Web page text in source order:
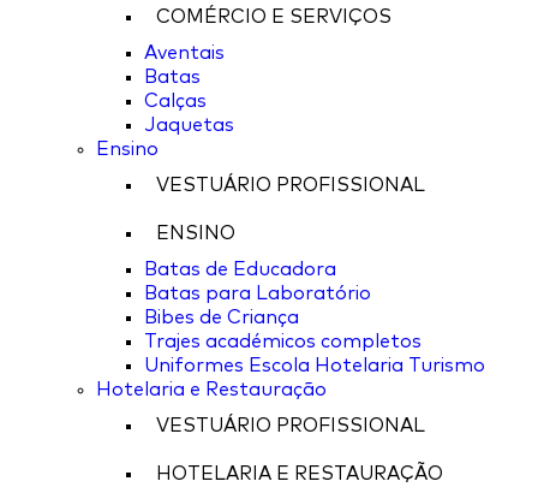
COMÉRCIO E SERVIÇOS
Aventais
Batas
Calças
Jaquetas
Ensino
VESTUÁRIO PROFISSIONAL
ENSINO
Batas de Educadora
Batas para Laboratório
Bibes de Criança
Trajes académicos completos
Uniformes Escola Hotelaria Turismo
Hotelaria e Restauração
VESTUÁRIO PROFISSIONAL
HOTELARIA E RESTAURAÇÃO